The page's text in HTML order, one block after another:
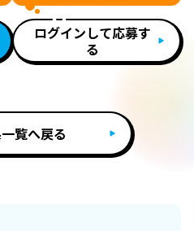
ログインして応募す
る
覧へ戻る